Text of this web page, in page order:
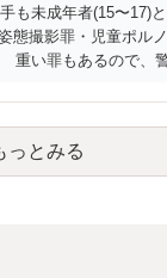
も未成年者(15〜17)
態撮影罪・児童ポル
い罪もあるので、
っとみる